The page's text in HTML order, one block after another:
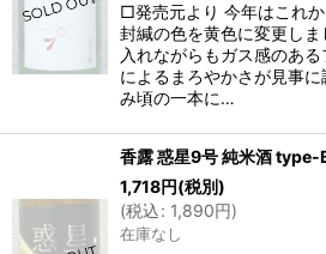
□発売元より 今年はこれか
封緘の色を黄色に変更し
入れながらもガス感のあ
によるまろやかさが見事
み頃の一本に…
香露 惑星9号 純米酒
1,718円(税別)
(税込: 1,890円)
在庫なし